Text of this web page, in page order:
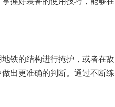
铁的结构进行掩护，或者在敌
出更准确的判断。通过不断练